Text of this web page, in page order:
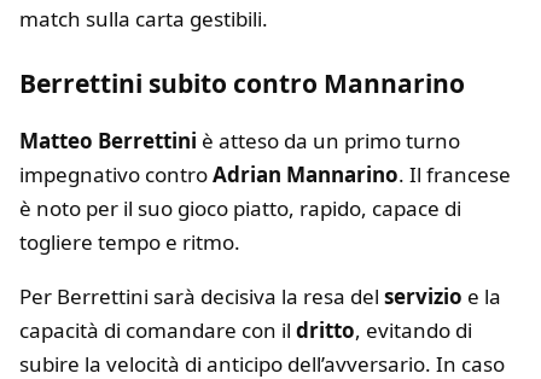
match sulla carta gestibili.
Berrettini subito contro Mannarino
Matteo Berrettini è atteso da un primo turno
impegnativo controAdrian Mannarino. Il francese
è noto per il suo gioco piatto, rapido, capace di
togliere tempo e ritmo.
Per Berrettini sarà decisiva la resa del servizio e la
capacità di comandare con il dritto, evitando di
subire la velocità di anticipo dell’avversario. In caso